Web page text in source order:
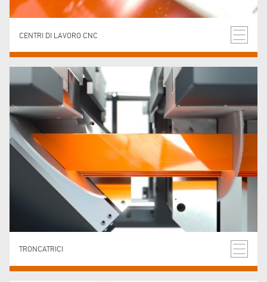
CENTRI DI LAVORO CNC
TRONCATRICI